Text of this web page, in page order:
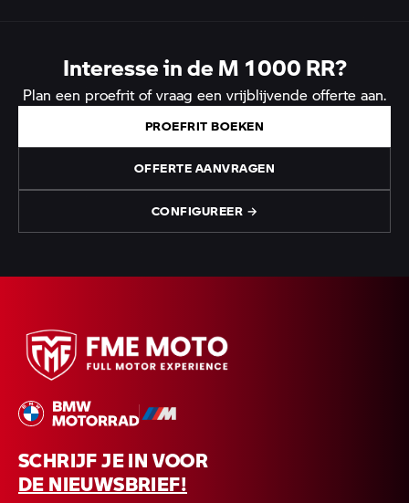
Interesse in de M 1000 RR?
Plan een proefrit of vraag een vrijblijvende offerte aan.
PROEFRIT BOEKEN
OFFERTE AANVRAGEN
CONFIGUREER →
SCHRIJF JE IN VOOR
DE NIEUWSBRIEF!